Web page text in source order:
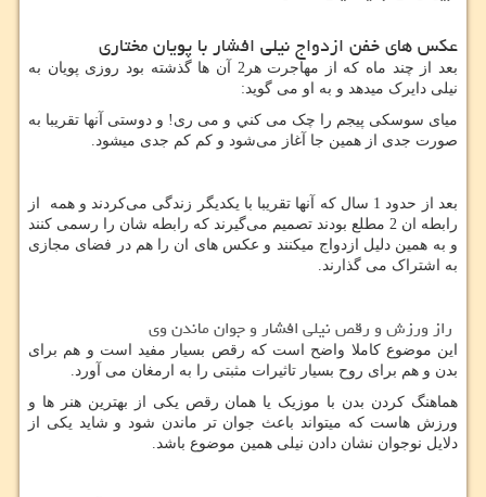
عکس های خفن ازدواج نیلی افشار با پویان مختاری
بعد از چند ماه که از مهاجرت هر2 آن ها گذشته بود روزی پویان به
نیلی دایرک میدهد و به او می گوید:
میای سوسکی پیجم را چک می کني و می ری! و دوستی آنها تقریبا به
صورت جدی از همین جا آغاز می‌شود و کم کم جدی میشود.
بعد از حدود 1 سال که آنها تقریبا با یکدیگر زندگی می‌کردند و همه از
رابطه ان 2 مطلع بودند تصمیم می‌گیرند
که رابطه شان را رسمی کنند
و به همین دلیل ازدواج میکنند و عکس های‌‌ ان را هم در فضای مجازی
به اشتراک می گذارند.
راز ورزش و رقص نیلی افشار و جوان ماندن وی
این موضوع کاملا واضح است که رقص بسیار مفید است و هم برای
بدن و هم برای روح بسیار تاثیرات مثبتی را به ارمغان می آورد.
هماهنگ کردن بدن با موزیک یا همان رقص یکی از بهترین هنر ها و
ورزش هاستکه میتواند باعث جوان تر ماندن شود و شاید یکی از
دلایل نوجوان نشان دادن نیلی همین موضوع باشد.